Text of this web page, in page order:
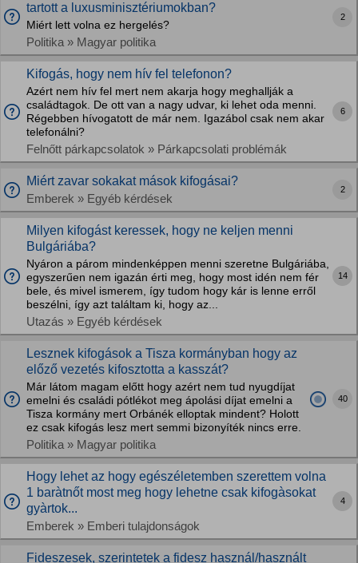
tartott a luxusminisztériumokban?
Miért lett volna ez hergelés?
Politika » Magyar politika
2
Kifogás, hogy nem hív fel telefonon?
Azért nem hív fel mert nem akarja hogy meghallják a
családtagok. De ott van a nagy udvar, ki lehet oda menni.
Régebben hívogatott de már nem. Igazábol csak nem akar
telefonálni?
Felnőtt párkapcsolatok » Párkapcsolati problémák
6
Miért zavar sokakat mások kifogásai?
Emberek » Egyéb kérdések
2
Milyen kifogást keressek, hogy ne keljen menni
Bulgáriába?
Nyáron a párom mindenképpen menni szeretne Bulgáriába,
egyszerűen nem igazán érti meg, hogy most idén nem fér
bele, és mivel ismerem, így tudom hogy kár is lenne erről
beszélni, így azt találtam ki, hogy az...
Utazás » Egyéb kérdések
14
Lesznek kifogások a Tisza kormányban hogy az
előző vezetés kifosztotta a kasszát?
Már látom magam előtt hogy azért nem tud nyugdíjat
emelni és családi pótlékot meg ápolási díjat emelni a
Tisza kormány mert Orbánék elloptak mindent? Holott
ez csak kifogás lesz mert semmi bizonyíték nincs erre.
Politika » Magyar politika
40
Hogy lehet az hogy egészéletemben szerettem volna
1 baràtnőt most meg hogy lehetne csak kifogàsokat
gyàrtok...
Emberek » Emberi tulajdonságok
4
Fideszesek, szerintetek a fidesz használ/használt